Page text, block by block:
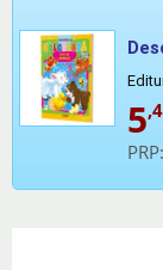
5
PRP: